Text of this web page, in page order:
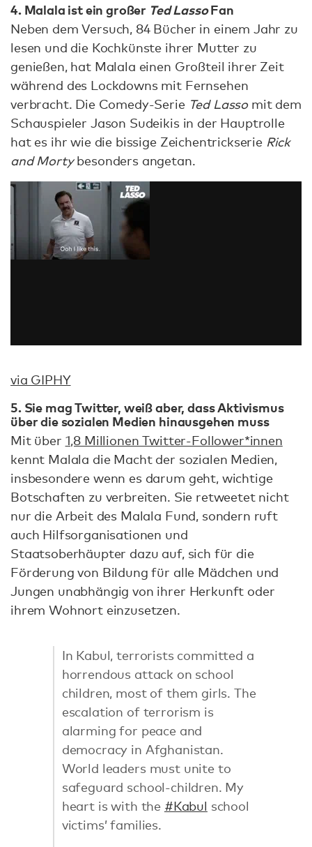
4. Malala ist ein großer Ted LassoFan
Neben dem Versuch, 84 Bücher in einem Jahr zu
lesen und die Kochkünste ihrer Mutter zu
genießen, hat Malala einen Großteil ihrer Zeit
während des Lockdowns mit Fernsehen
verbracht. Die Comedy-Serie Ted Lassomit dem
Schauspieler Jason Sudeikis in der Hauptrolle
hat es ihr wie die bissige Zeichentrickserie Rick
and Mortybesonders angetan.
via GIPHY
5. Sie mag Twitter, weiß aber, dass Aktivismus
über die sozialen Medien hinausgehen muss
Mit über 1,8 Millionen Twitter-Follower*innen
kennt Malala die Macht der sozialen Medien,
insbesondere wenn es darum geht, wichtige
Botschaften zu verbreiten. Sie retweetet nicht
nur die Arbeit des Malala Fund, sondern ruft
auch Hilfsorganisationen und
Staatsoberhäupter dazu auf, sich für die
Förderung von Bildung für alle Mädchen und
Jungen unabhängig von ihrer Herkunft oder
ihrem Wohnort einzusetzen.
In Kabul, terrorists committed a
horrendous attack on school
children, most of them girls. The
escalation of terrorism is
alarming for peace and
democracy in Afghanistan.
World leaders must unite to
safeguard school-children. My
heart is with the #Kabul school
victims’ families.